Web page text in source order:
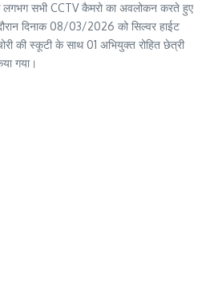
सभी CCTV कैमरो का अवलोकन करते हुए
दिनाक 08/03/2026 को सिल्वर हाईट
की स्कूटी के साथ 01 अभियुक्त रोहित छेत्री
गया।